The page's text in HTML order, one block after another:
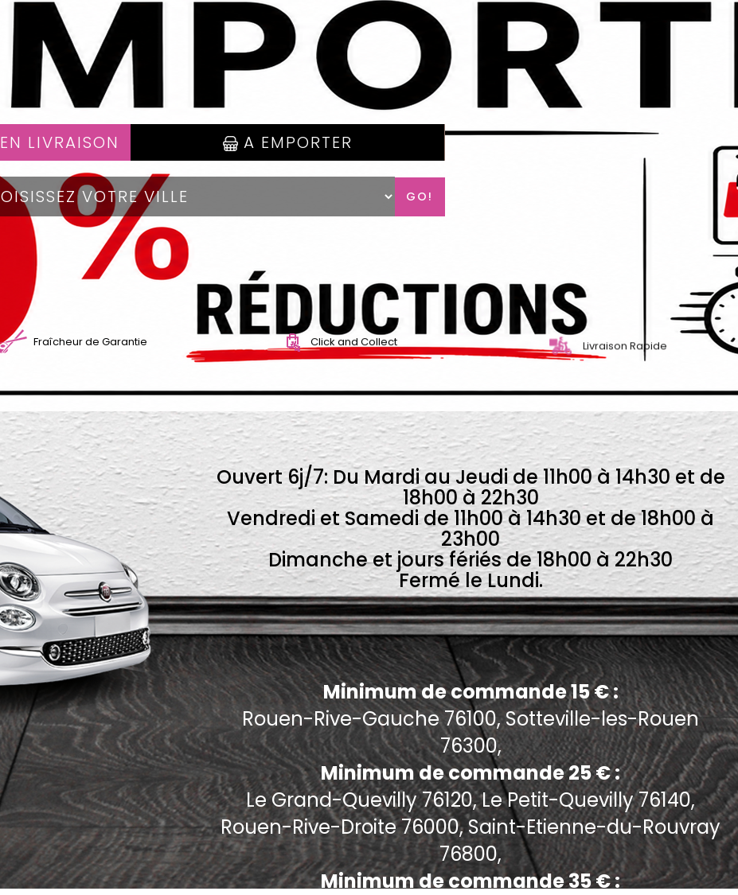
EN LIVRAISON A EMPORTER
GO!
Fraîcheur de Garantie Click and Collect Livraison Rapide
Ouvert 6j/7: Du Mardi au Jeudi de 11h00 à 14h30 et de
18h00 à 22h30
Vendredi et Samedi de 11h00 à 14h30 et de 18h00 à
23h00
Dimanche et jours fériés de 18h00 à 22h30
Fermé le Lundi.
Minimum de commande 15 € :
Rouen-Rive-Gauche 76100, Sotteville-les-Rouen
76300,
Minimum de commande 25 € :
Le Grand-Quevilly 76120, Le Petit-Quevilly 76140,
Rouen-Rive-Droite 76000, Saint-Etienne-du-Rouvray
76800,
Minimum de commande 35 € :